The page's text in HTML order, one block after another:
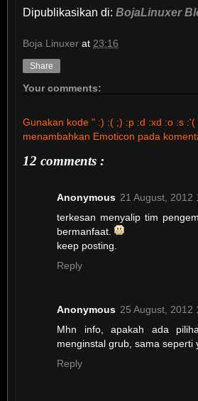
Dipublikasikan di:BojaLinuxer
Boja Linuxer at 23:16
Share
Your comments:
Gunakan kode " :) :( ;) :p :d :xd :o :s
menambahkan Emoticon pada
12 comments :
Anonymous 21 August, 2012
terkesan menyalip tim
bermanfaat.
keep posting.
Reply
Anonymous 25 August, 2012
Mhn info, apakah ada
menginstal grub, sama seperti
Reply